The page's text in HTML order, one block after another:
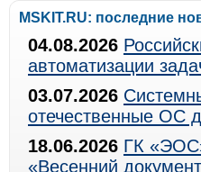
MSKIT.RU: последние
04.08.2026
автоматизации
03.07.2026
отечественные ОС
18.06.2026 ГК
«Весенний